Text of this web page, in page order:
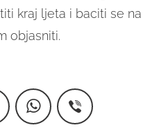
kraj ljeta i baciti se na
objasniti.